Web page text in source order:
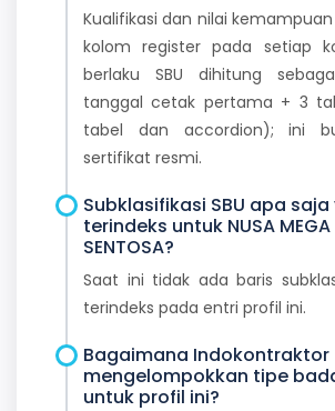
Kualifikasi dan nilai
kolom register pada setiap
berlaku SBU dihitung
tanggal cetak pertama + 3
tabel dan accordion); ini
sertifikat resmi.
Subklasifikasi SBU apa
terindeks untuk NUSA MEGA
SENTOSA?
Saat ini tidak ada baris
terindeks pada entri profil ini.
Bagaimana Indokontraktor
mengelompokkan tipe
untuk profil ini?